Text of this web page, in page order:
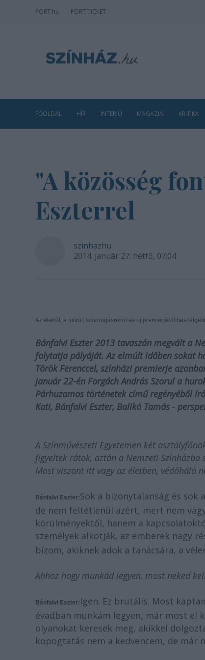
PORT.hu PORT TICKET
FŐOLDAL HÍR INTERJÚ MAGAZIN KRITIKA
"A közösség
Eszterrel
szinhazhu
2014. január 27. hétfő, 07:04
Az életről, a tutiról, szorongásokról és új premierjéről
Bánfalvi Eszter 2013 tavaszán megvált a
folytatja pályáját. Az elmúlt időben sokat
Török Ferenccel, színházi premierje
január 22-én Forgách András Szorul a
Párhuzamos történetek című regényéből
Kati, Bánfalvi Eszter, Balikó Tamás -
A Színművészeti Egyetemen két
figyeltek rátok, aztán a Nemzeti
Most viszont itt vagy az életben, védőháló
Bánfalvi Eszter:Sok a bizonytalanság és sok
de nem feltétlenül azért, mert nem
körülményektől, hanem a
személyek alkotják, az emberek nagy
bízom, akiknek adok a tanácsára, a
Ahhoz hogy munkád legyen, most neked
Bánfalvi Eszter: Igen. Ez brutális. Most
évadban munkám legyen, már most el
olyanokat keresek meg, akikkel
kopogtatás nem a kedvencem, de már